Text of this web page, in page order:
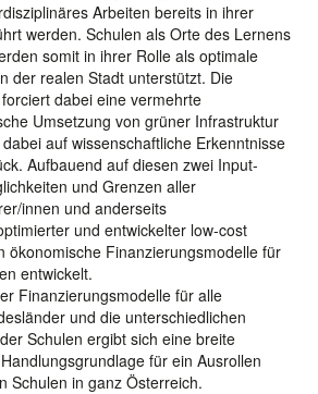
Arbeiten bereits in ihrer
werden. Schulen als Orte des Lernens
somit in ihrer Rolle als optimale
der realen Stadt unterstützt. Die
dabei eine vermehrte
Umsetzung von grüner Infrastruktur
auf wissenschaftliche Erkenntnisse
Aufbauend auf diesen zwei Input-
und Grenzen aller
innen und anderseits
und entwickelter low-cost
ökonomische Finanzierungsmodelle für
entwickelt.
Finanzierungsmodelle für alle
und die unterschiedlichen
Schulen ergibt sich eine breite
für ein Ausrollen
Schulen in ganz Österreich.